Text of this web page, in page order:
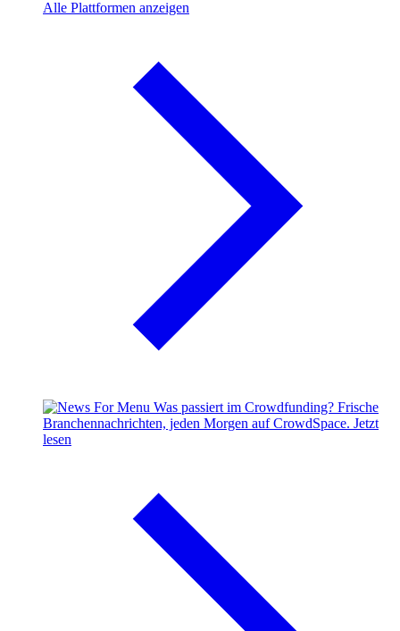
Alle Plattformen anzeigen
Was passiert im Crowdfunding? Frische
Branchennachrichten, jeden Morgen auf CrowdSpace. Jetzt
lesen